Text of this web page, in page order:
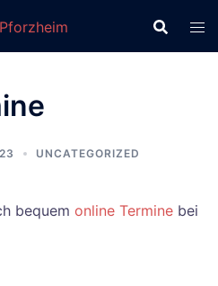
UNCATEGORIZED
bequem online Termine bei